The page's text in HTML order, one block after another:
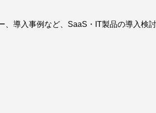
導入事例など、SaaS・IT製品の導入検